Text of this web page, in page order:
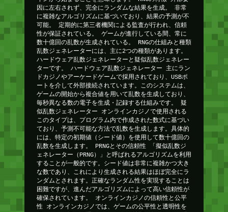
因に左右されず、完全にランダムな結果を生成。 非常
に複雑なアルゴリズムに基づいており、結果の予測が不
可能。 定期的に第三者機関による監査が行われ、信頼
性が保証されている。 ゲームが進行している間、常に
数十億回の乱数が生成されている。 RNGの仕組みと種類
乱数ジェネレーターには、主に2つの種類があります。
ハードウェア乱数ジェネレーターと疑似乱数ジェネレー
ターです。 ハードウェア乱数ジェネレーター 主にラン
ドカジノやアーケードゲームで採用されており、USBポ
ートを介して外部接続されています。このシステムは、
ゲームの開始から複合値を用いて乱数を生成しており、
毎秒異なる数の電子を生成・記録する仕組みです。 疑
似乱数ジェネレーター オンラインカジノで使用される
このタイプは、プログラム内で作成された数式に基づい
ており、予測不可能な方法で乱数を生成します。具体的
には、特定の初期値（シード値）を使用して数十億回の
乱数を生成します。 PRNGとその信頼性 「擬似乱数ジ
ェネレーター（PRNG）」と呼ばれるアルゴリズムを利用
することが一般的です。シード値は非常に複雑かつ大き
な数であり、これにより生成される結果はほぼ完全にラ
ンダムとされます。正確なランダム性を実現することは
困難ですが、進んだアルゴリズムによって高い信頼性が
確保されています。 オンラインカジノの信頼性と公平
性 オンラインカジノでは、ゲームの公平性と透明性を